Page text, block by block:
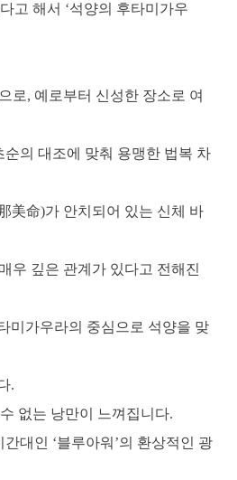
고 해서 ‘석양의 후타미가우
로, 예로부터 신성한 장소로 여
순의 대조에 맞춰 용맹한 법복 차
美命)가 안치되어 있는 신체 바
우 깊은 관계가 있다고 전해진
미가우라의 중심으로 석양을 맞
.
없는 낭만이 느껴집니다.
대인 ‘블루아워’의 환상적인 광